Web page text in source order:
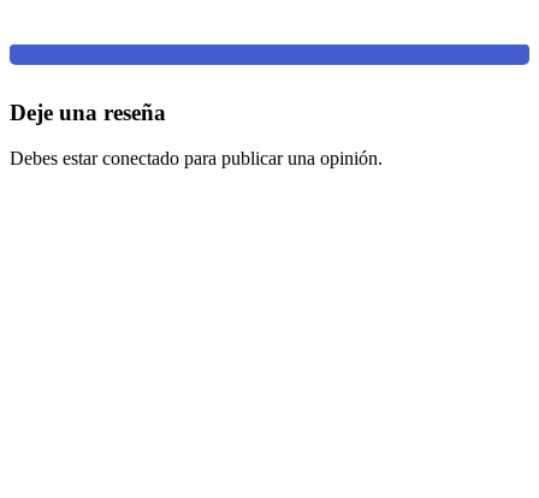
Deje una reseña
Debes estar conectado para publicar una opinión.